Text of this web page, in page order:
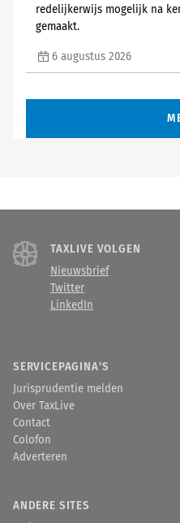
redelijkerwijs mogelijk na
gemaakt.
6 augustus 2026
TAXLIVE VOLGEN
Nieuwsbrief
Twitter
LinkedIn
SERVICEPAGINA'S
Jurisprudentie melden
Over TaxLive
Contact
Colofon
Adverteren
ANDERE SITES